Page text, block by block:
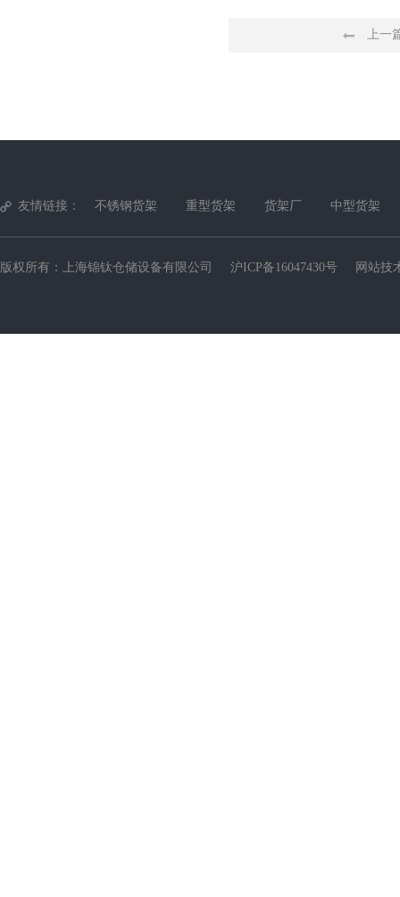
上一
友情链接： 不锈钢货架 重型货架 货架厂 中型货架
版权所有：上海锦钛仓储设备有限公司 沪ICP备16047430号 网站技